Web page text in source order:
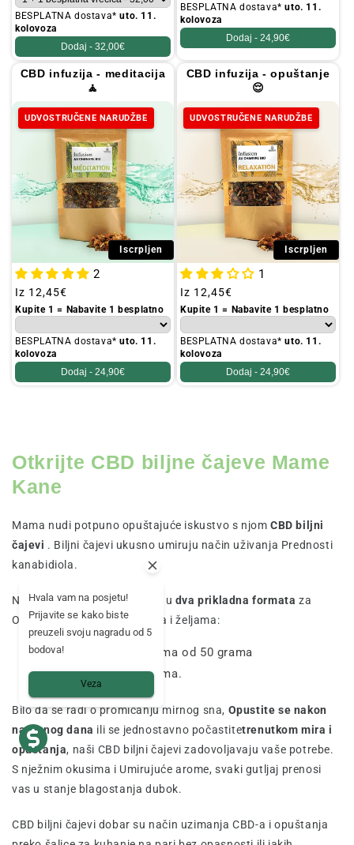
BESPLATNA dostava*uto. 11.
kolovoza
Dodaj - 32,00€
BESPLATNA dostava*uto. 11.
kolovoza
Dodaj - 24,90€
CBD infuzija - meditacija
🧘
UDVOSTRUČENE NARUDŽBE
Iscrpljen
2
Redovna
cijena
Iz 12,45€
Kupite 1 = Nabavite 1 besplatno
BESPLATNA dostava*uto. 11.
kolovoza
Dodaj - 24,90€
CBD infuzija - opuštanje
😌
UDVOSTRUČENE NARUDŽBE
Iscrpljen
1
Redovna
cijena
Iz 12,45€
Kupite 1 = Nabavite 1 besplatno
BESPLATNA dostava*uto. 11.
kolovoza
Dodaj - 24,90€
Otkrijte CBD biljne čajeve Mame
Kane
Mama nudi potpuno opuštajuće iskustvo s njom CBD biljni
čajevi . Biljni čajevi ukusno umiruju način uživanja Prednosti
kanabidiola.
Naši biljni čajevi dostupni su u dva prikladna formata za
Odgovarajte svim potrebama i željama:
U rasutim pakiranjima od 50 grama
20 vrećica od 2 grama.
Bilo da se radi o promicanju mirnog sna, Opustite se nakon
napornog dana ili se jednostavno počastitetrenutkom mira i
opuštanja, naši CBD biljni čajevi zadovoljavaju vaše potrebe.
S nježnim okusima i Umirujuće arome, svaki gutljaj prenosi
vas u stanje blagostanja dubok.
CBD biljni čajevi dobar su način uzimanja CBD-a i opuštanja
Hvala vam na posjetu!
Prijavite se kako biste
preuzeli svoju nagradu od 5
bodova!
Veza